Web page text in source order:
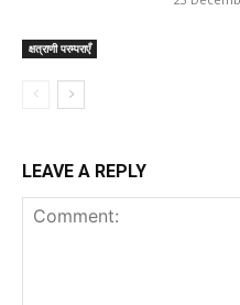
क्षत्राणी परम्पराएँ
LEAVE A REPLY